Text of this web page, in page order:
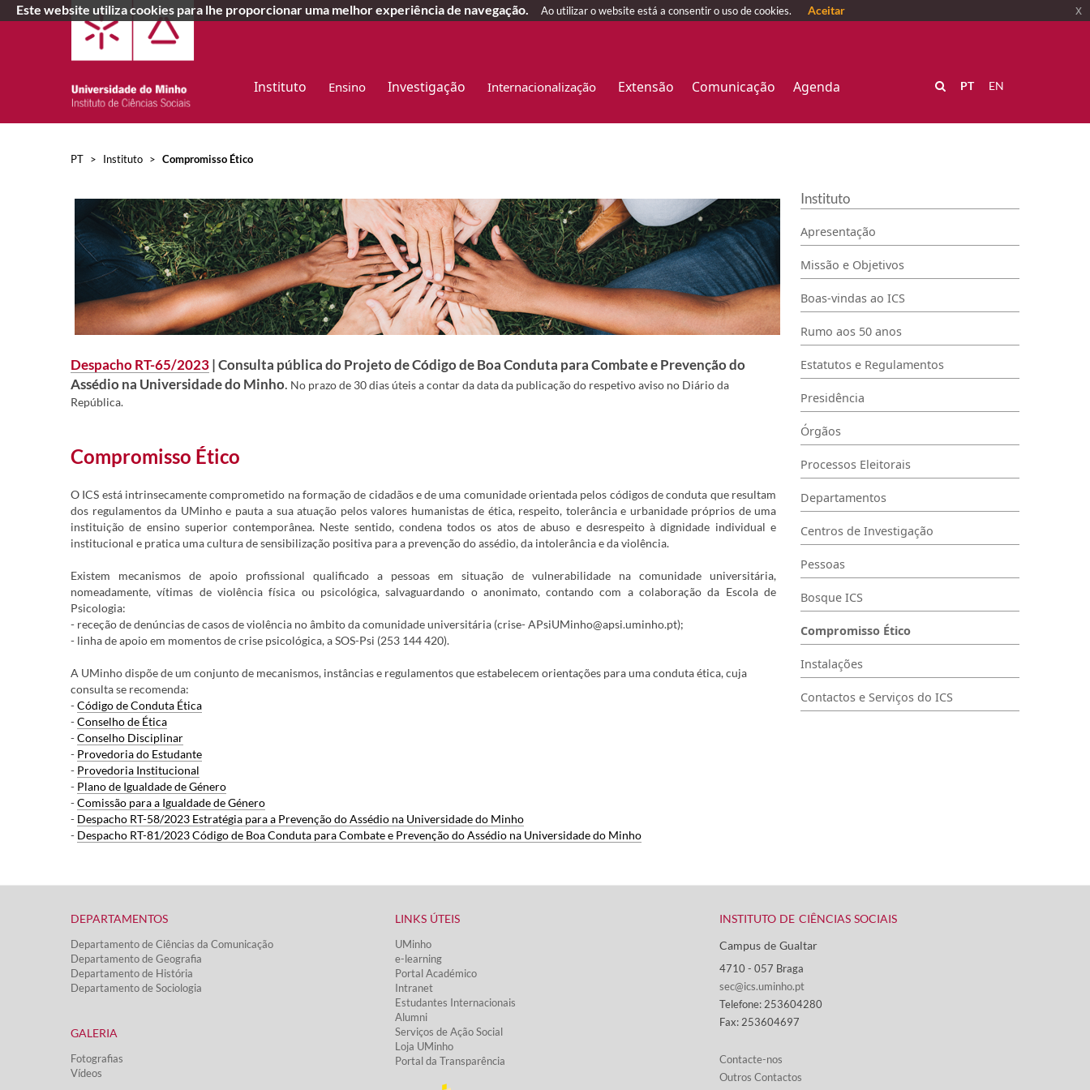
Instituto Ensino Investigação Internacionalização Extensão Comunicação Agenda EN
PT
PT > Instituto > Compromisso Ético
Despacho RT-65/2023| Consulta pública do Projeto de Código de Boa Conduta para Combate e Prevenção do
Assédio na Universidade do Minho. No prazo de 30 dias úteis a contar da data da publicação do respetivo aviso no Diário da
República.
Compromisso Ético
O ICS está intrinsecamente comprometido na formação de cidadãos e de uma comunidade orientada pelos códigos de conduta que resultam
dos regulamentos da UMinho e pauta a sua atuação pelos valores humanistas de ética, respeito, tolerância e urbanidade próprios de uma
instituição de ensino superior contemporânea. Neste sentido, condena todos os atos de abuso e desrespeito à dignidade individual e
institucional e pratica uma cultura de sensibilização positiva para a prevenção do assédio, da intolerância e da violência.
Existem mecanismos de apoio profissional qualificado a pessoas em situação de vulnerabilidade na comunidade universitária,
nomeadamente, vítimas de violência física ou psicológica, salvaguardando o anonimato, contando com a colaboração da Escola de
Psicologia:
- receção de denúncias de casos de violência no âmbito da comunidade universitária (crise- APsiUMinho@apsi.uminho.pt);
- linha de apoio em momentos de crise psicológica, a SOS-Psi (253 144 420).
A UMinho dispõe de um conjunto de mecanismos, instâncias e regulamentos que estabelecem orientações para uma conduta ética, cuja
consulta se recomenda:
-Código de Conduta Ética
-Conselho de Ética
-Conselho Disciplinar
- Provedoria do Estudante
- Provedoria Institucional
- Plano de Igualdade de Género
-Comissão para a Igualdade de Género
- Despacho RT-58/2023 Estratégia para a Prevenção do Assédio na Universidade do Minho
- Despacho RT-81/2023 Código de Boa Conduta para Combate e Prevenção do Assédio na Universidade do Minho
Instituto
Apresentação
Missão e Objetivos
Boas-vindas ao ICS
Rumo aos 50 anos
Estatutos e Regulamentos
Presidência
Órgãos
Processos Eleitorais
Departamentos
Centros de Investigação
Pessoas
Bosque ICS
Compromisso Ético
Instalações
Contactos e Serviços do ICS
DEPARTAMENTOS​
Departamento de Ciências da Comunicação
Departamento de Geografia
Departamento de História
Departamento de Sociologia
GALERIA
Fotografias
Vídeos​
LINKS ÚTEIS​
UMinho
e-learning
Portal Académico
Intranet
Estudantes Inter​​nacionais
Alumni
Serviços de Ação Social​
Loja UMinho
Portal da Transparência
INSTITUTO DE CIÊNCIAS SOCIAIS
Campus de Gualtar ​
4710 - ​057 Braga
sec@ics.uminho.pt
Telefone: 253604280
Fax: 253604697
Contacte-nos​​​
Outros Contactos
Este website utiliza cookies para lhe proporcionar uma melhor experiência de navegação. Ao utilizar o website está a consentir o uso de cookies. Aceitar x